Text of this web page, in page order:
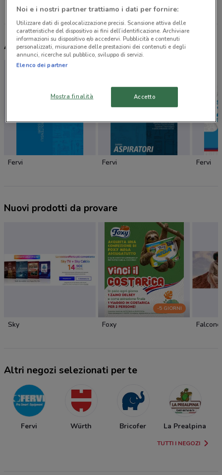
Tutti i negozi Echo
Altri volantini nelle vicinanze
Fervi Fervi Fervi
Nuovi prodotti da provare
Sky
-5 GIORNI
Foxy
Altri negozi selezionati per te
Fervi Würth Bricofer La Prealpina
TUTTI I NEGOZI
Noi e i nostri partner trattiamo i dati per fornire:
Utilizzare dati di geolocalizzazione precisi. Scansione attiva delle
caratteristiche del dispositivo ai fini dell’identificazione. Archiviare
informazioni su dispositivo e/o accedervi. Pubblicità e contenuti
personalizzati, misurazione delle prestazioni dei contenuti e degli
annunci, ricerche sul pubblico, sviluppo di servizi.
Elenco dei partner
Mostra finalità Accetto